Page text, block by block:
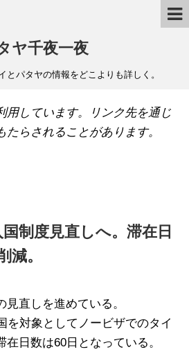
ヤ千夜一夜
とパタヤの情報をどこよりも詳しく。
用しています。リンク先を通じ
たらされることがあります。
制度見直しへ。滞在日
減。
直しを進めている。
を対象としてノービザでのタイ
在日数は60日となっている。